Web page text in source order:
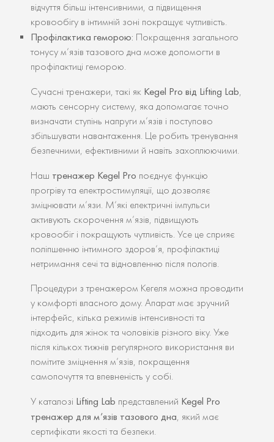
відчуття більш інтенсивними, а підвищення
кровообігу в інтимній зоні покращує чутливість.
Профілактика геморою: Покращення загального
тонусу м’язів тазового дна може допомогти в
профілактиці геморою.
Сучасні тренажери, такі як Kegel Pro від Lifting Lab
мають сенсорну систему, яка допомагає точно
визначати ступінь напруги м’язів і поступово
збільшувати навантаження. Це робить тренування
безпечними, ефективними й навіть захоплюючими.
Наш тренажер Kegel Pro поєднує функцію
прогріву та електростимуляції, що дозволяє
зміцнювати м’язи. М’які електричні імпульси
активують скорочення м’язів, підвищують
кровообіг і покращують чутливість. Усе це сприяє
поліпшенню інтимного здоров’я, профілактиці
нетримання сечі та відновленню після пологів.
Процедури з тренажером Кегеля можна проводити
у комфорті власного дому. Апарат має зручний
інтерфейс, кілька режимів інтенсивності та
підходить для жінок та чоловіків різного віку. Уже
після кількох тижнів регулярного використання ви
помітите зміцнення м’язів, покращення
самопочуття та впевненість у собі.
У каталозі Lifting Lab представлений Kegel Pro
тренажер для м’язів тазового дна , який має
сертифікати якості та безпеки.